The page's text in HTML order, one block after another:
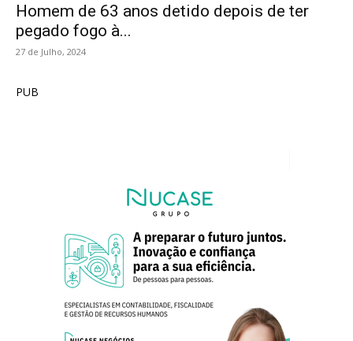
Homem de 63 anos detido depois de ter
pegado fogo à...
27 de Julho, 2024
PUB